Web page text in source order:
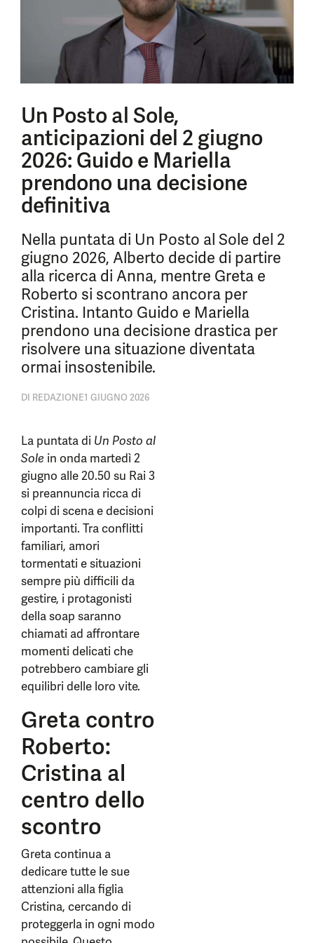
Un Posto al Sole,
anticipazioni del 2 giugno
2026: Guido e Mariella
prendono una decisione
definitiva
Nella puntata di Un Posto al Sole del 2
giugno 2026, Alberto decide di partire
alla ricerca di Anna, mentre Greta e
Roberto si scontrano ancora per
Cristina. Intanto Guido e Mariella
prendono una decisione drastica per
risolvere una situazione diventata
ormai insostenibile.
DI REDAZIONE1 GIUGNO 2026
La puntata di Un Posto al
Sole in onda martedì 2
giugno alle 20.50 su Rai 3
si preannuncia ricca di
colpi di scena e decisioni
importanti. Tra conflitti
familiari, amori
tormentati e situazioni
sempre più difficili da
gestire, i protagonisti
della soap saranno
chiamati ad affrontare
momenti delicati che
potrebbero cambiare gli
equilibri delle loro vite.
Greta contro
Roberto:
Cristina al
centro dello
scontro
Greta continua a
dedicare tutte le sue
attenzioni alla figlia
Cristina, cercando di
proteggerla in ogni modo